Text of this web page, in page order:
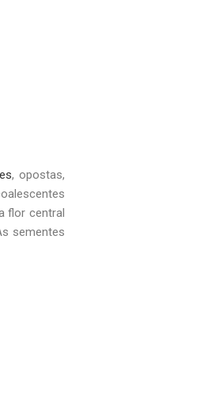
, opostas,
flor central
sementes